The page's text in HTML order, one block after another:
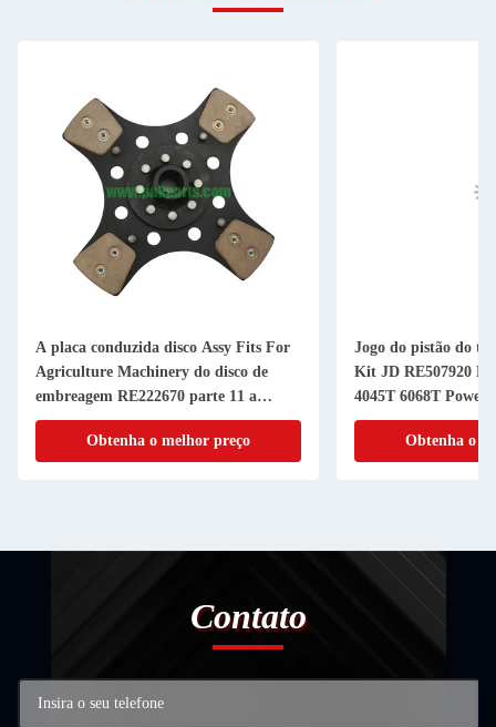
A placa conduzida disco Assy Fits For
Agriculture Machinery do disco de
embreagem RE222670 parte 11 a
RANHURA da polegada 20
Obtenha o melhor preço
Jogo do pistão do
Kit JD RE507920
4045T 6068T
cilindro do pistão
Obtenha o
Contato